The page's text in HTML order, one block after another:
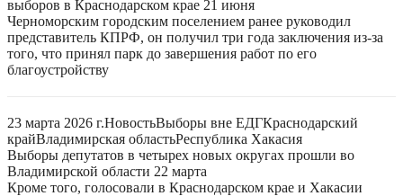
выборов в Краснодарском крае 21 июня
Черноморским городским поселением ранее руководил
представитель КПРФ, он получил три года заключения из-за
того, что принял парк до завершения работ по его
благоустройству
23 марта 2026 г.НовостьВыборы вне ЕДГКраснодарский
крайВладимирская областьРеспублика Хакасия
Выборы депутатов в четырех новых округах прошли во
Владимирской области 22 марта
Кроме того, голосовали в Краснодарском крае и Хакасии